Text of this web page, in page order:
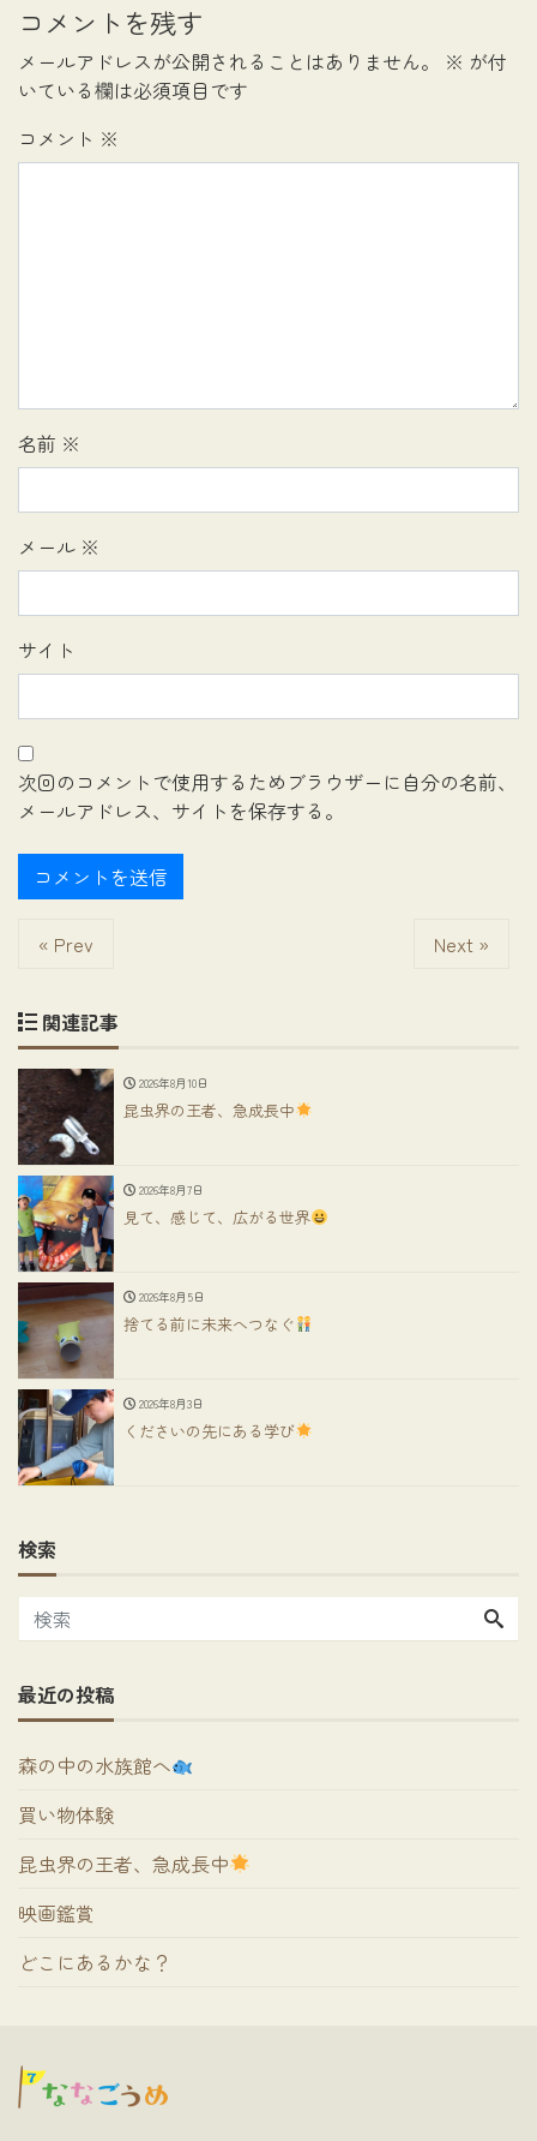
コメントを残す
メールアドレスが公開されることはありません。 ※ が付
いている欄は必須項目です
コメント ※
名前 ※
メール ※
サイト
次回のコメントで使用するためブラウザーに自分の名前、
メールアドレス、サイトを保存する。
« Prev Next »
関連記事
2026年8月10日
昆虫界の王者、急成長中
2026年8月7日
見て、感じて、広がる世界
2026年8月5日
捨てる前に未来へつなぐ
2026年8月3日
くださいの先にある学び
検索
最近の投稿
森の中の水族館へ
買い物体験
昆虫界の王者、急成長中
映画鑑賞
どこにあるかな？